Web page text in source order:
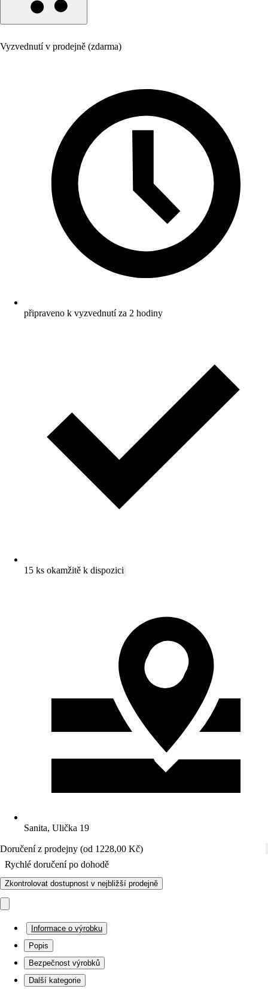
Vyzvednutí v prodejně (zdarma)
připraveno k vyzvednutí za 2 hodiny
15 ks okamžitě k dispozici
Sanita, Ulička 19
Doručení z prodejny (od 1228,00 Kč)
Rychlé doručení po dohodě
Zkontrolovat dostupnost v nejbližší prodejně
Informace o výrobku
Popis
Bezpečnost výrobků
Další kategorie